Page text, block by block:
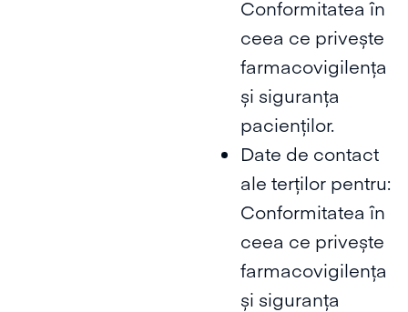
Conformitatea în
ceea ce privește
farmacovigilența
și siguranța
pacienților.
Date de contact
ale terților pentru:
Conformitatea în
ceea ce privește
farmacovigilența
și siguranța